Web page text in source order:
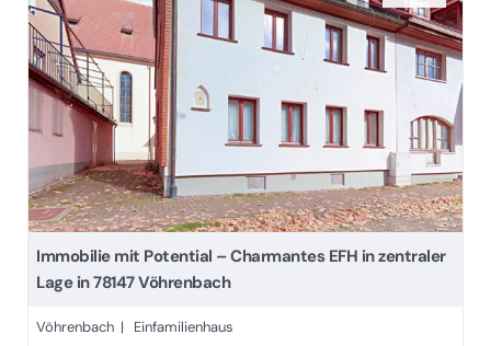
Immobilie mit Potential – Charmantes EFH in zentraler
Lage in 78147 Vöhrenbach
Vöhrenbach | Einfamilienhaus